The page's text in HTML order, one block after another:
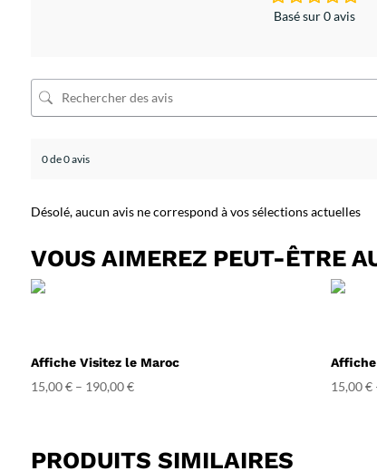
Basé sur 0 avis
0 de 0 avis
Désolé, aucun avis ne correspond à vos sélections actuelles
VOUS AIMEREZ PEUT-ÊTRE
Affiche Visitez le Maroc
15,00€– 190,00€
Affiche
15,00€
PRODUITS SIMILAIRES